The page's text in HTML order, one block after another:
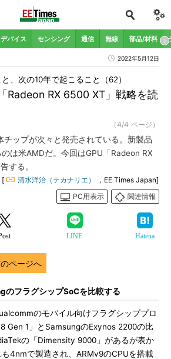
デバイス センシング 通信 無線 部品/材料
2022年5月12日
Radeon RX 6500 XT」戦略を読
、次の10年で起こること（62）
（4/4 ページ）
チップが次々と発売されている。新製品
は米AMDだ。今回はGPU「Radeon RX
する。
[ 清水洋治（テカナリエ）
，EE Times Japan]
PC用表示
関連情報
LINE Hatena
ページへ
のフラグシップSoCを比較する
のモバイル向けフラグシッププロ
Gen 1」とSamsungのExynos 2200の比
の「Dimensity 9000」があるが表か
4nmで製造され、ARMv9のCPUを搭載